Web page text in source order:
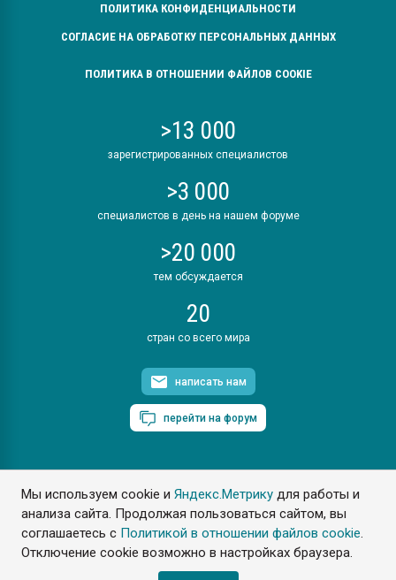
Мы используем cookie иЯндекс.Метрику для работы и
анализа сайта. Продолжая пользоваться сайтом, вы
соглашаетесь с Политикой в отношении файлов cookie.
Отключение cookie возможно в настройках браузера.
ПОЛИТИКА КОНФИДЕНЦИАЛЬНОСТИ
СОГЛАСИЕ НА ОБРАБОТКУ ПЕРСОНАЛЬНЫХ ДАННЫХ
ПОЛИТИКА В ОТНОШЕНИИ ФАЙЛОВ COOKIE
>13 000
зарегистрированных специалистов
>3 000
специалистов в день на нашем форуме
>20 000
тем обсуждается
20
стран со всего мира
написать нам
перейти на форум
ПластЭксперт © 2006. Все права защищены
Разрешается копирование материалов сайта с обязательной
ссылкой на www.e-plastic.ru
Разработка сайта